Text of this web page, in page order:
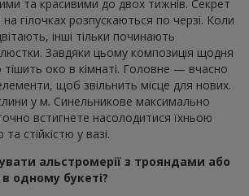
та красивими до двох тижнів. Секрет
гілочках розпускаються по черзі. Коли
інші тільки починають
Завдяки цьому композиція щодня
тішить око в кімнаті. Головне — вчасно
щоб звільнить місце для нових.
у м. Синельникове максимально
встигнете насолодитися їхньою
стійкістю у вазі.
альстромерії з трояндами або
одному букеті?